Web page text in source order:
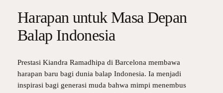
Harapan untuk Masa Depan
Balap Indonesia
Prestasi Kiandra Ramadhipa di Barcelona membawa
harapan baru bagi dunia balap Indonesia. Ia menjadi
inspirasi bagi generasi muda bahwa mimpi menembus